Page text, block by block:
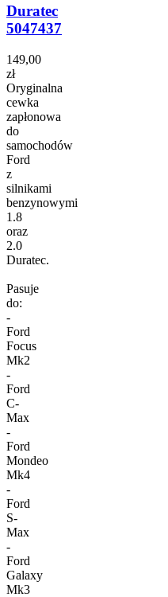
Duratec
5047437
149,00
zł
Oryginalna
cewka
zapłonowa
do
samochodów
Ford
z
silnikami
benzynowymi
1.8
oraz
2.0
Duratec.
Pasuje
do:
-
Ford
Focus
Mk2
-
Ford
C-
Max
-
Ford
Mondeo
Mk4
-
Ford
S-
Max
-
Ford
Galaxy
Mk3